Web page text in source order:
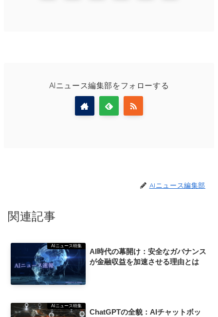
AIニュース編集部をフォローする
AIニュース編集部
関連記事
AIニュース特集
AI時代の幕開け：安全なガバナンス
が金融収益を加速させる理由とは
AIニュース特集
ChatGPTの全貌：AIチャットボッ